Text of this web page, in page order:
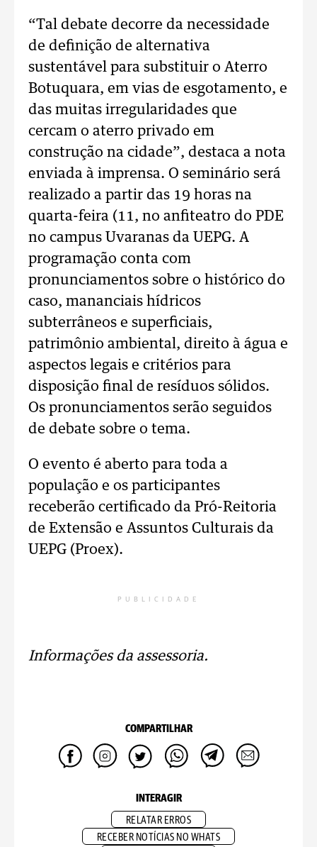
“Tal debate decorre da necessidade
de definição de alternativa
sustentável para substituir o Aterro
Botuquara, em vias de esgotamento, e
das muitas irregularidades que
cercam o aterro privado em
construção na cidade”, destaca a nota
enviada à imprensa. O seminário será
realizado a partir das 19 horas na
quarta-feira (11, no anfiteatro do PDE
no campus Uvaranas da UEPG. A
programação conta com
pronunciamentos sobre o histórico do
caso, mananciais hídricos
subterrâneos e superficiais,
patrimônio ambiental, direito à água e
aspectos legais e critérios para
disposição final de resíduos sólidos.
Os pronunciamentos serão seguidos
de debate sobre o tema.
O evento é aberto para toda a
população e os participantes
receberão certificado da Pró-Reitoria
de Extensão e Assuntos Culturais da
UEPG (Proex).
PUBLICIDADE
Informações da assessoria.
COMPARTILHAR
INTERAGIR
RELATAR ERROS
RECEBER NOTÍCIAS NO WHATS